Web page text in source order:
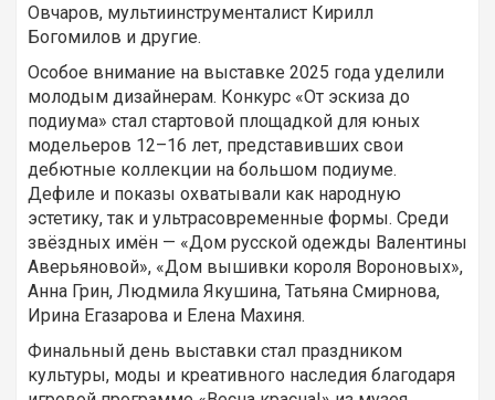
Овчаров, мультиинструменталист Кирилл
Богомилов и другие.
Особое внимание на выставке 2025 года уделили
молодым дизайнерам. Конкурс «От эскиза до
подиума» стал стартовой площадкой для юных
модельеров 12–16 лет, представивших свои
дебютные коллекции на большом подиуме.
Дефиле и показы охватывали как народную
эстетику, так и ультрасовременные формы. Среди
звёздных имён — «Дом русской одежды Валентины
Аверьяновой», «Дом вышивки короля Вороновых»,
Анна Грин, Людмила Якушина, Татьяна Смирнова,
Ирина Егазарова и Елена Махиня.
Финальный день выставки стал праздником
культуры, моды и креативного наследия благодаря